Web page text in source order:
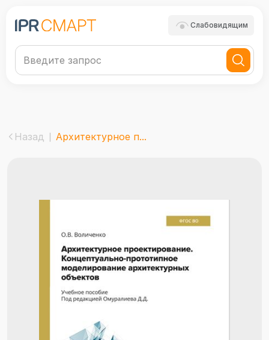
Слабовидящим
Назад Архитектурное п...